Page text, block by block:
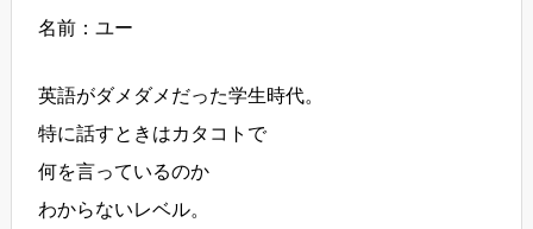
名前：ユー
英語がダメダメだった学生時代。
特に話すときはカタコトで
何を言っているのか
わからないレベル。